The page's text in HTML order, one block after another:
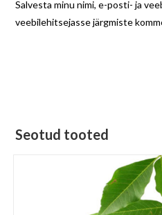
Salvesta minu nimi, e-posti- ja
veebilehitsejasse järgmiste
Seotud tooted